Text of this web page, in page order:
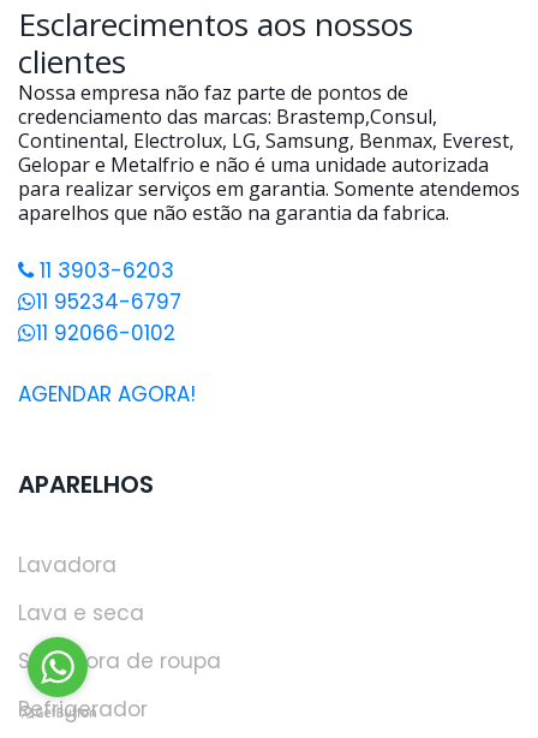
Esclarecimentos aos nossos
clientes
Nossa empresa não faz parte de pontos de
credenciamento das marcas: Brastemp,Consul,
Continental, Electrolux, LG, Samsung, Benmax, Everest,
Gelopar e Metalfrio e não é uma unidade autorizada
para realizar serviços em garantia. Somente atendemos
aparelhos que não estão na garantia da fabrica.
11 3903-6203
11 95234-6797
11 92066-0102
AGENDAR AGORA!
APARELHOS
Lavadora
Lava e seca
Secadora de roupa
Refrigerador